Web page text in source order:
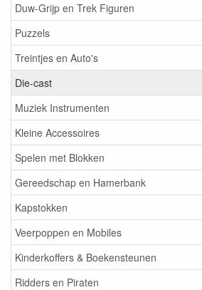
Duw-Grijp en Trek Figuren
Puzzels
Treintjes en Auto's
Die-cast
Muziek Instrumenten
Kleine Accessoires
Spelen met Blokken
Gereedschap en Hamerbank
Kapstokken
Veerpoppen en Mobiles
Kinderkoffers & Boekensteunen
Ridders en Piraten